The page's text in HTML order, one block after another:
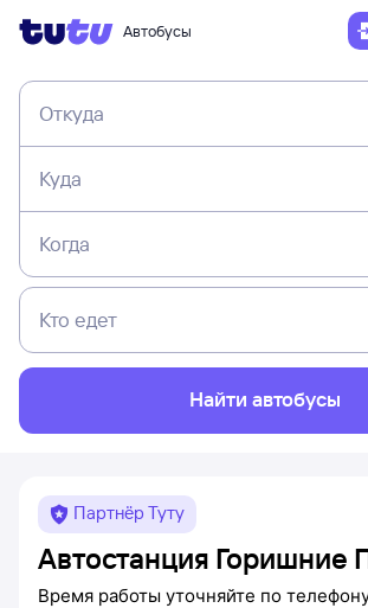
Автобусы
Откуда
Куда
Когда
Кто едет
Найти автобусы
Партнёр Туту
Автостанция Горишние
Время работы уточняйте по